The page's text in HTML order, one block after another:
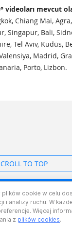
videoları mevcut
Chiang Mai,
Singapur, Bali,
Tel Aviv, Kudüs,
Madrid,
Porto, Lizbon.
TO TOP
plików cookie w celu
i analizy ruchu. W
Więcej
z plików cookies.